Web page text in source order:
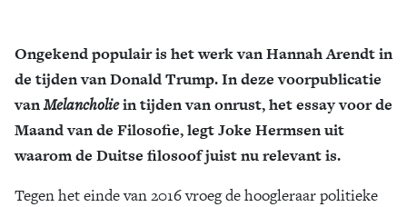
Ongekend populair is het werk van Hannah Arendt in
de tijden van Donald Trump. In deze voorpublicatie
vanMelancholiein tijden van onrust, het essay voor de
Maand van de Filosofie, legt Joke Hermsen uit
waarom de Duitse filosoof juist nu relevant is.
Tegen het einde van 2016 vroeg de hoogleraar politieke